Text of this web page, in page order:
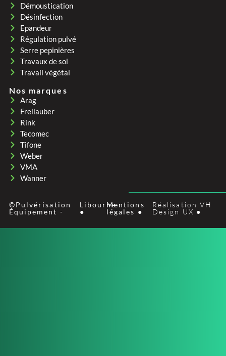
Démoustication
Désinfection
Epandeur
Régulation pulvé
Serre pepinières
Travaux de sol
Travail végétal
Nos marques
Arag
Freilauber
Rink
Tecomec
Tifone
Weber
VMA
Wanner
©Pulvérisation
Équipement -
Libourne
●
Mentions
légales ●
Réalisation VH
Design UX ●